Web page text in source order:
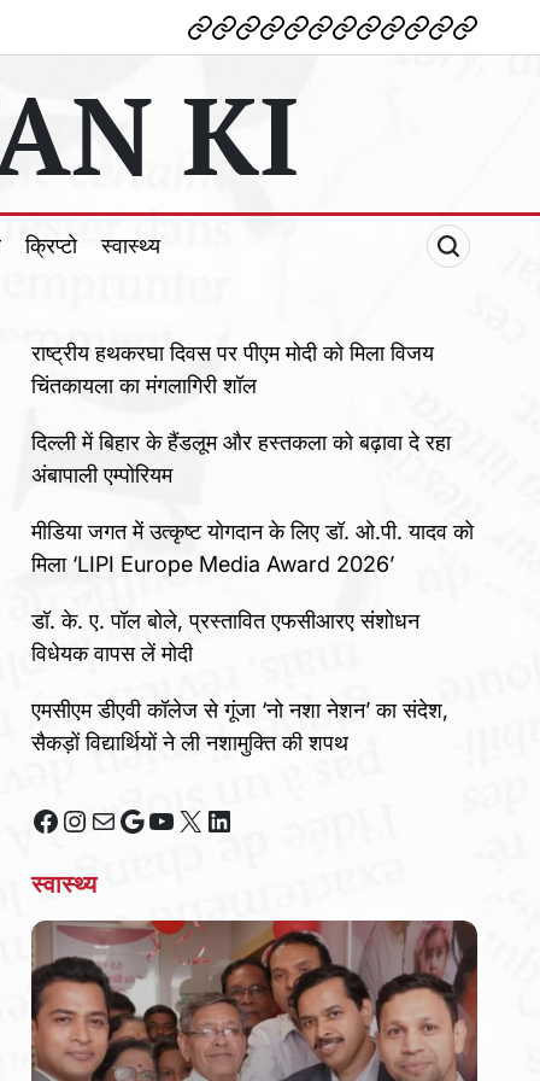
देश विदेशपोलटिकल
मनोरंजन
शिक्षाटेक्नोलॉजी
व्यापारक्राइम
धर्म खेलक्रिप्टोस्वास्थ्य
KI
क्रिप्टो स्वास्थ्य
राष्ट्रीय हथकरघा दिवस पर पीएम मोदी को मिला विजय
चिंतकायला का मंगलागिरी शॉल
दिल्ली में बिहार के हैंडलूम और हस्तकला को बढ़ावा दे रहा
अंबापाली एम्पोरियम
मीडिया जगत में उत्कृष्ट योगदान के लिए डॉ. ओ.पी. यादव को
मिला ‘LIPI Europe Media Award 2026’
डॉ. के. ए. पॉल बोले, प्रस्तावित एफसीआरए संशोधन
विधेयक वापस लें मोदी
एमसीएम डीएवी कॉलेज से गूंजा ‘नो नशा नेशन’ का संदेश,
सैकड़ों विद्यार्थियों ने ली नशामुक्ति की शपथ
Facebook
Instagram
MailGoogle
YouTube
X LinkedIn
स्वास्थ्य